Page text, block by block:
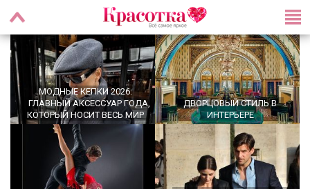
МОДНЫЕ КЕПКИ 2026:
ГЛАВНЫЙ АКСЕССУАР ГОДА,
КОТОРЫЙ НОСИТ ВЕСЬ МИР
ДВОРЦОВЫЙ СТИЛЬ В
ИНТЕРЬЕРЕ